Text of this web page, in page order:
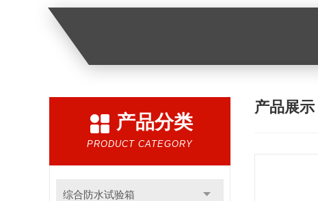
产品分类
PRODUCT CATEGORY
综合防水试验箱
产品展示